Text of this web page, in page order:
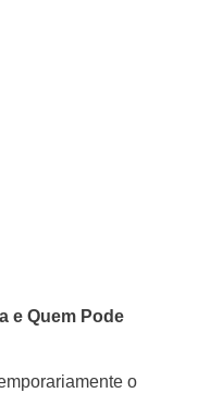
e Quem Pode
o